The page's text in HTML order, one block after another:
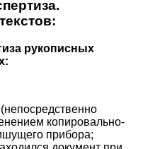
рукописных
копировально-
прибора;